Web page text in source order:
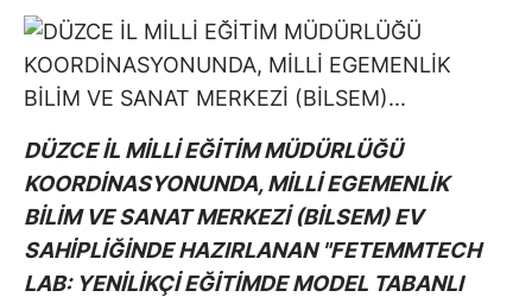
DÜZCE İL MİLLİ EĞİTİM MÜDÜRLÜĞÜ
KOORDİNASYONUNDA, MİLLİ EGEMENLİK
BİLİM VE SANAT MERKEZİ (BİLSEM) EV
SAHİPLİĞİNDE HAZIRLANAN "FETEMMTECH
LAB: YENİLİKÇİ EĞİTİMDE MODEL TABANLI